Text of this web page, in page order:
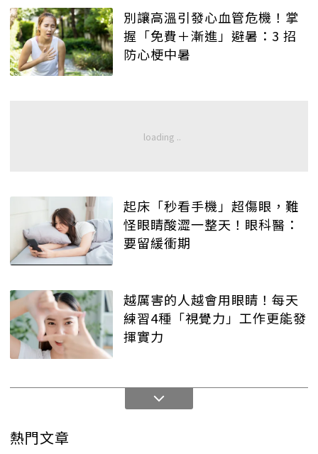
別讓高溫引發心血管危機！掌
握「免費＋漸進」避暑：3 招
防心梗中暑
起床「秒看手機」超傷眼，難
怪眼睛酸澀一整天！眼科醫：
要留緩衝期
越厲害的人越會用眼睛！每天
練習4種「視覺力」工作更能發
揮實力
熱門文章